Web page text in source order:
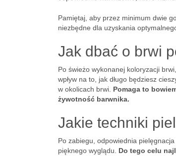
Pamiętaj, aby przez minimum dwie
niezbędne dla uzyskania
Jak dbać o brwi
Po świeżo wykonanej koloryzacji
wpływ na to, jak długo będziesz
w okolicach brwi. Pomaga to
żywotność barwnika.
Jakie techniki
Po zabiegu, odpowiednia
pięknego wyglądu. Do tego celu